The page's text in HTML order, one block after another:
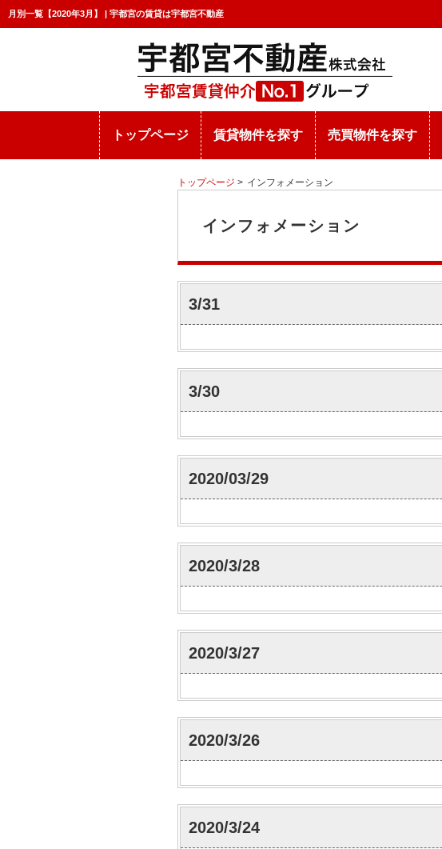
月別一覧【2020年3月】 | 宇都宮の賃貸は宇都宮不動産
トップページ 賃貸物件を探す 売買物件を探す
トップページ > インフォメーション
インフォメーション
3/31
3/30
2020/03/29
2020/3/28
2020/3/27
2020/3/26
2020/3/24